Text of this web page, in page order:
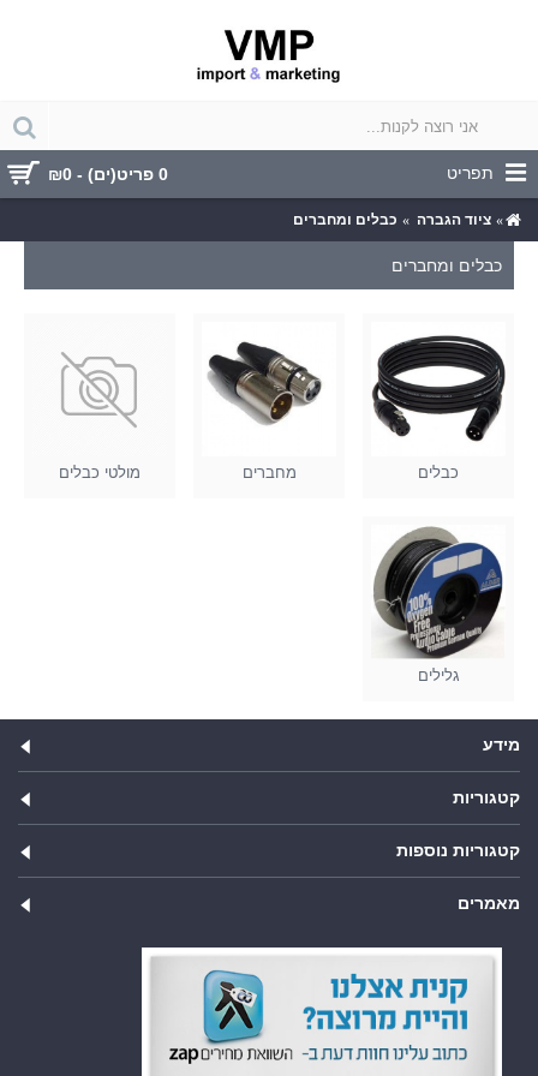
0 פריט(ים) - ₪0 תפריט
ציוד הגברה כבלים ומחברים
כבלים ומחברים
כבלים מחברים מולטי כבלים
גלילים
מידע
קטגוריות
קטגוריות נוספות
מאמרים